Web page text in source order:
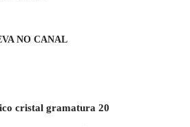
NO CANAL
cristal gramatura 20